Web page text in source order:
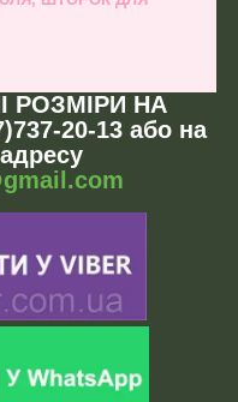
РОЗМІРИ НА
20-13 або на